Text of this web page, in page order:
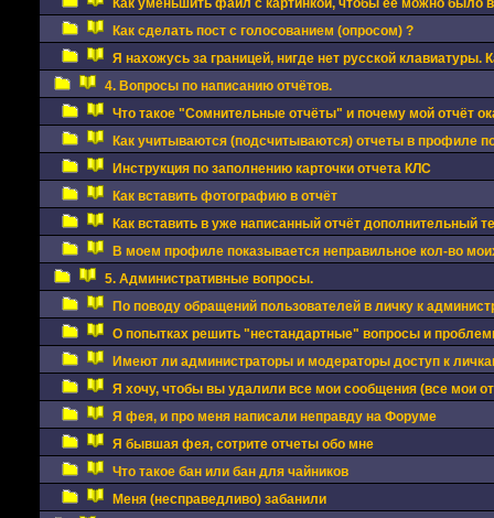
Как уменьшить файл с картинкой, чтобы её можно было
Как сделать пост с голосованием (опросом) ?
Я нахожусь за границей, нигде нет русской клавиатуры.
4. Вопросы по написанию отчётов.
Что такое "Сомнительные отчёты" и почему мой отчёт
Как учитываются (подсчитываются) отчеты в профиле
Инструкция по заполнению карточки отчета КЛС
Как вставить фотографию в отчёт
Как вставить в уже написанный отчёт дополнительный
В моем профиле показывается неправильное кол-во
5. Административные вопросы.
По поводу обращений пользователей в личку к
О попытках решить "нестандартные" вопросы и
Имеют ли администраторы и модераторы доступ к
Я хочу, чтобы вы удалили все мои сообщения (все мои
Я фея, и про меня написали неправду на Форуме
Я бывшая фея, сотрите отчеты обо мне
Что такое бан или бан для чайников
Меня (несправедливо) забанили